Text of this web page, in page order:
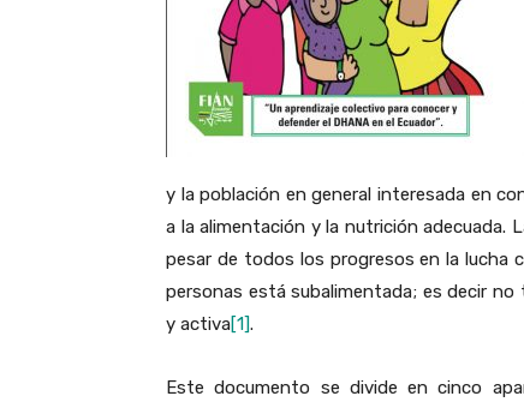
y la población en general interesada en
a la alimentación y la nutrición adecuada.
pesar de todos los progresos en la lucha
personas está subalimentada; es decir
y activa[1].
Este documento se divide en cinco